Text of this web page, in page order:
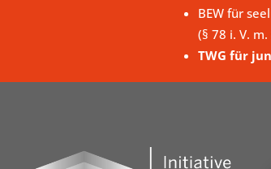
BEW für
(§ 78 i. V. m.
TWG für